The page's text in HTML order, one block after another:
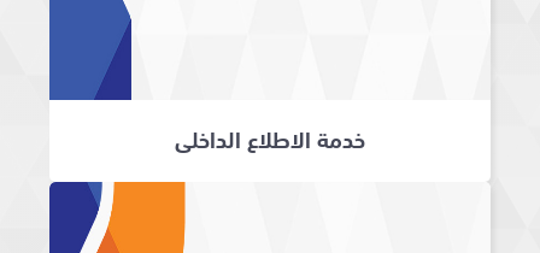
خدمة الاطلاع الداخلي